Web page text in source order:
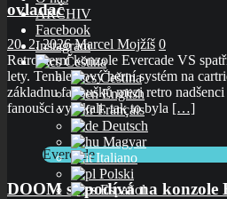
ARCHIV
Facebook
Instagram
Čeština‎
Čeština‎
English
Français
Deutsch
Magyar
Italiano
Polski
Español
ovladač
20. 2. 2026 Marcel Mojžíš 0
Retro herní konzole Evercade VS
lety. Tenhle nový herní systém na
základnu fanoušků mezi retro
fanoušci vytýkali, tak to byla […]
Evercade
DOOM se podívá na konzole